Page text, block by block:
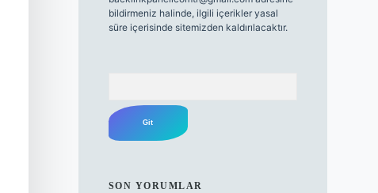
bildirmeniz halinde, ilgili içerikler yasal
süre içerisinde sitemizden kaldırılacaktır.
SON YORUMLAR